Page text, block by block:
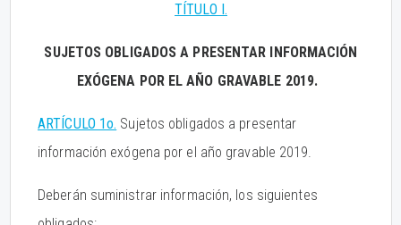
TÍTULO I.
SUJETOS OBLIGADOS A PRESENTAR INFORMACIÓN
EXÓGENA POR EL AÑO GRAVABLE 2019.
ARTÍCULO 1o. Sujetos obligados a presentar
información exógena por el año gravable 2019.
Deberán suministrar información, los siguientes